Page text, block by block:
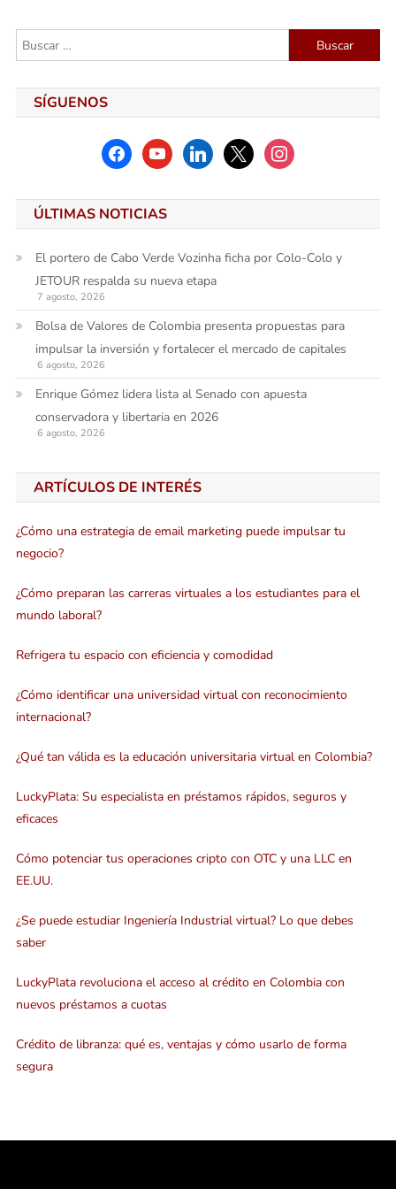
entradas
Buscar:
SÍGUENOS
facebookyoutubelinkedinx instagram
ÚLTIMAS NOTICIAS
El portero de Cabo Verde Vozinha ficha por Colo-Colo y
JETOUR respalda su nueva etapa
7 agosto, 2026
Bolsa de Valores de Colombia presenta propuestas para
impulsar la inversión y fortalecer el mercado de capitales
6 agosto, 2026
Enrique Gómez lidera lista al Senado con apuesta
conservadora y libertaria en 2026
6 agosto, 2026
ARTÍCULOS DE INTERÉS
¿Cómo una estrategia de email marketing puede impulsar tu
negocio?
¿Cómo preparan las carreras virtuales a los estudiantes para el
mundo laboral?
Refrigera tu espacio con eficiencia y comodidad
¿Cómo identificar una universidad virtual con reconocimiento
internacional?
¿Qué tan válida es la educación universitaria virtual en Colombia?
LuckyPlata: Su especialista en préstamos rápidos, seguros y
eficaces
Cómo potenciar tus operaciones cripto con OTC y una LLC en
EE.UU.
¿Se puede estudiar Ingeniería Industrial virtual? Lo que debes
saber
LuckyPlata revoluciona el acceso al crédito en Colombia con
nuevos préstamos a cuotas
Crédito de libranza: qué es, ventajas y cómo usarlo de forma
segura